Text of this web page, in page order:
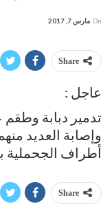
On مارس 7, 2017
Share
عاجل :
تدمير دبابة
وإصابة العديد
أطراف الجحملية
Share